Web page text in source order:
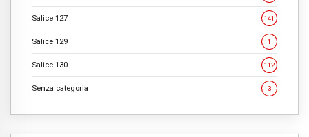
Salice 127 141
Salice 129 1
Salice 130 112
Senza categoria 3